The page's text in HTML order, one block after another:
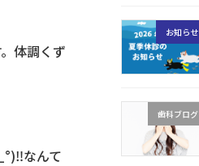
体調くず
なんて
お知らせ
歯科ブログ